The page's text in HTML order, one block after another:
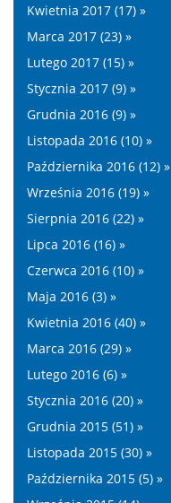
Kwietnia 2017 (17) »
Marca 2017 (23) »
Lutego 2017 (15) »
Stycznia 2017 (9) »
Grudnia 2016 (9) »
Listopada 2016 (10) »
Października 2016 (12) »
Września 2016 (19) »
Sierpnia 2016 (22) »
Lipca 2016 (16) »
Czerwca 2016 (10) »
Maja 2016 (3) »
Kwietnia 2016 (40) »
Marca 2016 (29) »
Lutego 2016 (6) »
Stycznia 2016 (20) »
Grudnia 2015 (51) »
Listopada 2015 (30) »
Października 2015 (5) »